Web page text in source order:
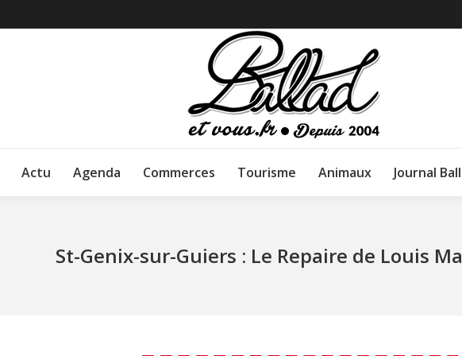
Actu Agenda Commerces Tourisme Animaux Journal
St-Genix-sur-Guiers : Le Repaire de Louis